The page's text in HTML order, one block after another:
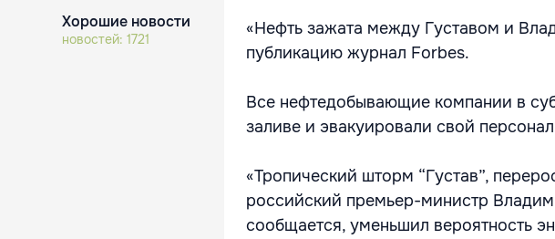
Хорошие новости
новостей: 1721
«Нефть зажата между Густавом и
публикацию журнал Forbes.
Все нефтедобывающие компании в
заливе и эвакуировали свой
«Тропический шторм “Густав”,
российский премьер-министр
сообщается, уменьшил вероятность